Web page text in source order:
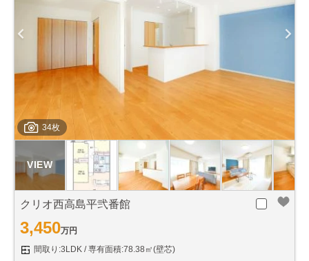
34枚
クリオ西高島平弐番館
3,450万円
間取り:3LDK
専有面積:78.38㎡(壁芯)